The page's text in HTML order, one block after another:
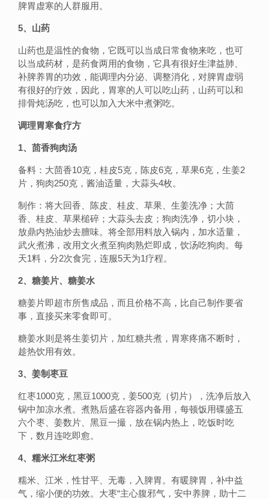
脾胃虚寒的人群服用。
5、山药
山药也是温性的食物，它既可以当成日常食物来吃，也可
以当成药材，是药食两用的食物，它具有很好生津益肺、
补脾养胃的功效，能调理内分泌、调整消化，对脾胃虚弱
有很好的疗效，因此，胃寒的人可以吃山药，山药可以和
排骨炖汤吃，也可以加入大米中煮粥吃。
调理胃寒食疗方
1、茴香狗肉汤
备料：大茴香10克，桂皮5克，陈皮6克，草果6克，生姜2
片，狗肉250克，酱油适量，大蒜头4枚。
制作：将大回香、陈皮、桂皮、草果、生姜洗净；大茴
香、桂皮、草果槌碎；大蒜头去皮；狗肉洗净，切小块，
放鼎内热油炒去膻味。将全部用料放入锅内，加水适量，
武火煮沸，改用文火煮至狗肉熟烂即成，饮汤吃狗肉。每
天1料，分2次食完，连服5天为1疗程。
2、糖姜片、糖姜水
糖姜片即超市所售成品，而且价格不高，比自己制作要省
事，直接买来零食即可。
糖姜水则是将生姜切片，加红糖共煮，胃寒疼痛不断时，
趁热饮用有效。
3、姜制枣豆
红枣1000克，黑豆1000克，姜500克（切片），洗净后放入
锅中加凉水煮。煮熟后盛在容器内备用，每顿饭用碟盛五
六个枣、姜数片、黑豆一撮，放在锅内热上，吃饭时吃
下，数月连吃即愈。
4、糯米江米红枣粥
糯米、江米，性甘平、无毒，入脾胃。有暖脾胃，补中益
气，缩小便的功效。大枣“主心腹邪气，安中养脾，助十二